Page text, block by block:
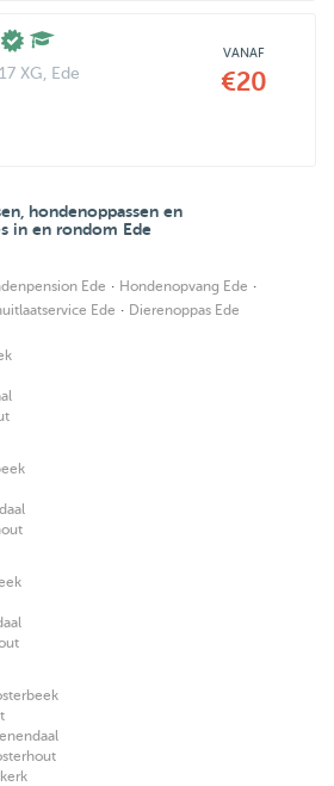
XG , Ede
VANAF
€20
hondenoppassen en
in en rondom Ede
Ede · Hondenopvang Ede ·
Ede · Dierenoppas Ede